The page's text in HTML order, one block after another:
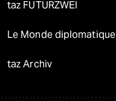
taz FUTURZWEI
Le Monde diplomatique
taz Archiv